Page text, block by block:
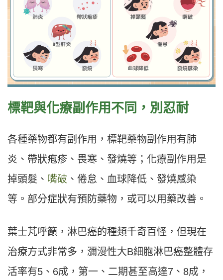
標靶與化療副作用不同，別忍耐
各種藥物都有副作用，標靶藥物副作用有肺
炎、帶狀疱疹、畏寒、發燒等；化療副作用是
掉頭髮、 嘴破 、倦怠、血球降低、發燒感染
等。部分症狀有預防藥物，或可以用藥改善。
葉士芃呼籲，淋巴癌的種類千奇百怪，但現在
治療方式非常多，瀰漫性大B細胞淋巴癌整體存
活率有5、6成，第一、二期甚至高達7、8成，